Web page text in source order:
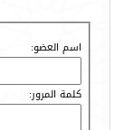
اسم العضو:
كلمة المرور: